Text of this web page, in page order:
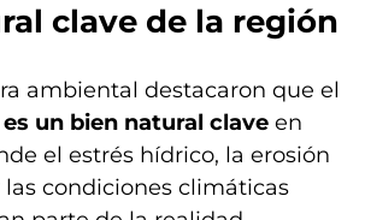
clave de la región
ambiental destacaron que el
es un bien natural clave en
el estrés hídrico, la erosión
las condiciones climáticas